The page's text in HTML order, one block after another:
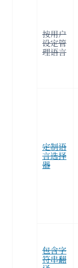
按用户
设定管
理语言
定制语
言选择
器
包含字
符串翻